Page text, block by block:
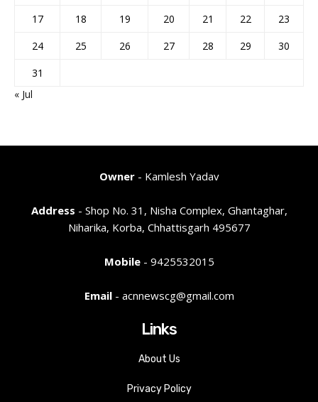
17
18 19 20 21 22
23
24
25 26 27 28 29
30
31
« Jul
Owner- Kamlesh Yadav
Address - Shop No. 31, Nisha Complex, Ghantaghar,
Niharika, Korba, Chhattisgarh 495677
Mobile- 9425532015
Email- acnnewscg@gmail.com
Links
About Us
Privacy Policy